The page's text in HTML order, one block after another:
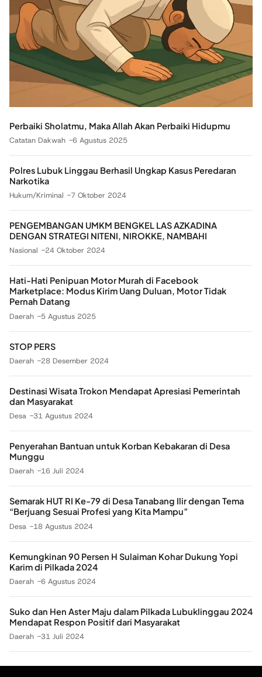
Perbaiki Sholatmu, Maka Allah Akan Perbaiki Hidupmu
Catatan Dakwah 6 Agustus 2025
Polres Lubuk Linggau Berhasil Ungkap Kasus Peredaran
Narkotika
Hukum/Kriminal 7 Oktober 2024
PENGEMBANGAN UMKM BENGKEL LAS AZKADINA
DENGAN STRATEGI NITENI, NIROKKE, NAMBAHI
Nasional 24 Oktober 2024
Hati-Hati Penipuan Motor Murah di Facebook
Marketplace: Modus Kirim Uang Duluan, Motor Tidak
Pernah Datang
Daerah 5 Agustus 2025
STOP PERS
Daerah 28 Desember 2024
Destinasi Wisata Trokon Mendapat Apresiasi Pemerintah
dan Masyarakat
Desa 31 Agustus 2024
Penyerahan Bantuan untuk Korban Kebakaran di Desa
Munggu
Daerah 16 Juli 2024
Semarak HUT RI Ke-79 di Desa Tanabang Ilir dengan Tema
“Berjuang Sesuai Profesi yang Kita Mampu”
Desa 18 Agustus 2024
Kemungkinan 90 Persen H Sulaiman Kohar Dukung Yopi
Karim di Pilkada 2024
Daerah 6 Agustus 2024
Suko dan Hen Aster Maju dalam Pilkada Lubuklinggau 2024
Mendapat Respon Positif dari Masyarakat
Daerah 31 Juli 2024